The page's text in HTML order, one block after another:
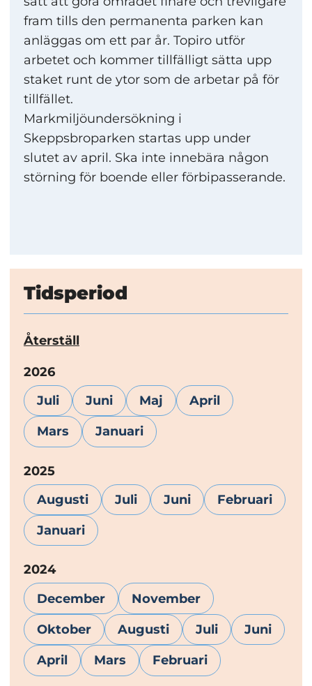
fram tills den permanenta parken kan
anläggas om ett par år. Topiro utför
arbetet och kommer tillfälligt sätta upp
staket runt de ytor som de arbetar på för
tillfället.
Markmiljöundersökning i
Skeppsbroparken startas upp under
slutet av april. Ska inte innebära någon
störning för boende eller förbipasserande.
Tidsperiod
Återställ
År:
2026
Juli
Juni Maj April
Mars Januari
År:
2025
Augusti
Juli Juni Februari
Januari
År:
2024
December
November
Oktober Augusti Juli Juni
April Mars Februari